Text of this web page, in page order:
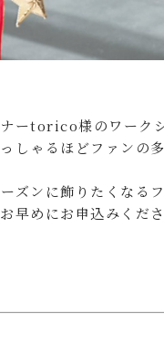
ーtorico様のワーク
っしゃるほどファン
ズンに飾りたくなる
早めにお申込みくださ